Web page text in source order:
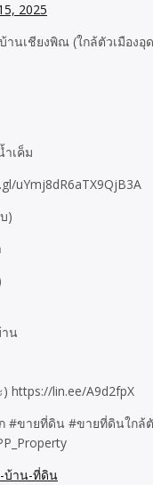
2025
นเชียงพิณ (ใกล้ตัวเมืองอุ
เค็ม
uYmj8dR6aTX9QjB3A
)
น
https://lin.ee/A9d2fpX
#ขายที่ดิน #ขายที่ดินใก
บ้าน-ที่ดิน